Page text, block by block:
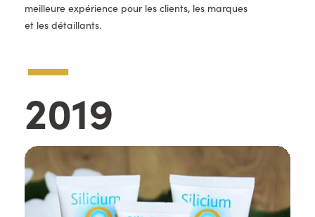
meilleure expérience pour les clients, les marques
et les détaillants.
—
Année
2019
Images
d'illustration